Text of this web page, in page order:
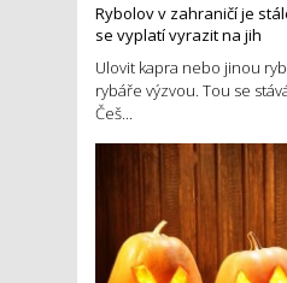
Rybolov v zahraničí je
se vyplatí vyrazit na jih
Ulovit kapra nebo jinou
rybáře výzvou. Tou se
Češ...